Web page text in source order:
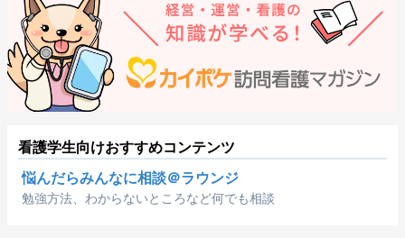
看護学生向けおすすめコンテンツ
悩んだらみんなに相談＠ラウンジ
勉強方法、わからないところなど何でも相談